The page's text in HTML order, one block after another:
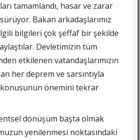
tamamlandı, hasar ve zarar
Bakan arkadaşlarımız
bilgileri çok şeffaf bir şekilde
Devletimizin tüm
etkilenen vatandaşlarımızın
her deprem ve sarsıntıyla
konusunun önemini tekrar
dönüşüm başta olmak
yenilenmesi noktasındaki